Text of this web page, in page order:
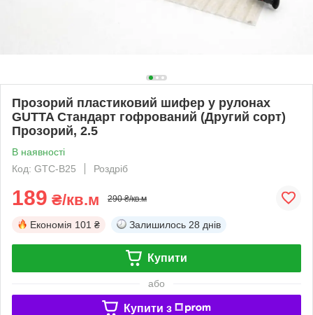
Прозорий пластиковий шифер у рулонах
GUTTA Стандарт гофрований (Другий сорт)
Прозорий, 2.5
В наявності
Код: GTC-B25
Роздріб
189 ₴/кв.м 290 ₴/кв.м
Економія 101 ₴ Залишилось 28 днів
Купити
або
Купити з